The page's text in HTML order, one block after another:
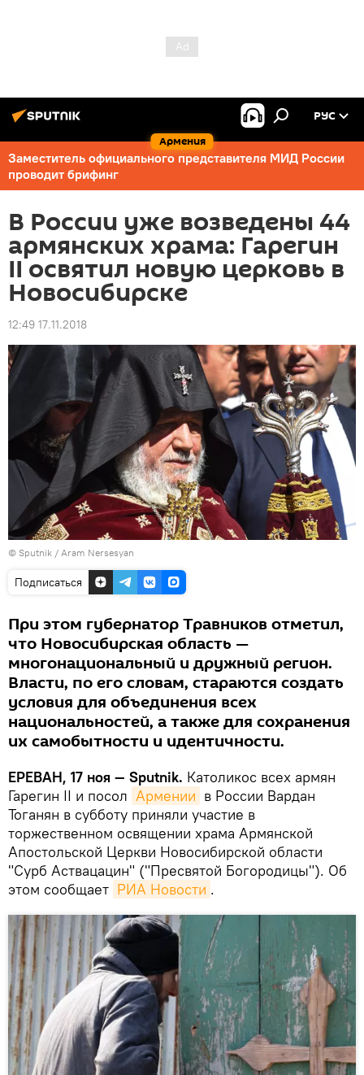
Армения
РУС
Заместитель официального представителя МИД России
проводит брифинг
В России уже возведены 44
армянских храма: Гарегин
II освятил новую церковь в
Новосибирске
12:49 17.11.2018
© Sputnik / Aram Nersesyan
Подписаться
При этом губернатор Травников отметил,
что Новосибирская область —
многонациональный и дружный регион.
Власти, по его словам, стараются создать
условия для объединения всех
национальностей, а также для сохранения
их самобытности и идентичности.
ЕРЕВАН, 17 ноя — Sputnik. Католикос всех армян
Гарегин II и посол Армении в России Вардан
Тоганян в субботу приняли участие в
торжественном освящении храма Армянской
Апостольской Церкви Новосибирской области
"Сурб Аствацацин" ("Пресвятой Богородицы"). Об
этом сообщает РИА Новости .